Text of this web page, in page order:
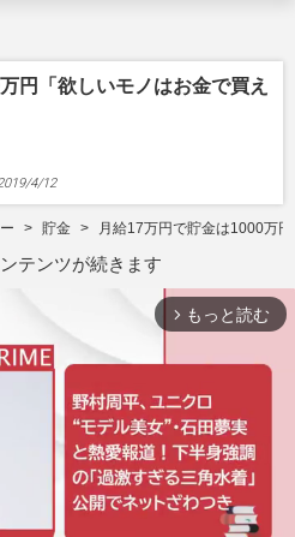
円「欲しいモノはお金で買え
4/12
貯金 月給17万円で貯金は1000万
テンツが続きます
arrow_forward_ios もっと読む